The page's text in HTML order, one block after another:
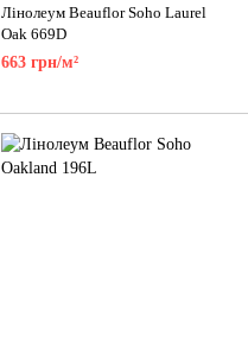
Лінолеум Beauflor Soho Laurel
Oak 669D
663 грн/м²